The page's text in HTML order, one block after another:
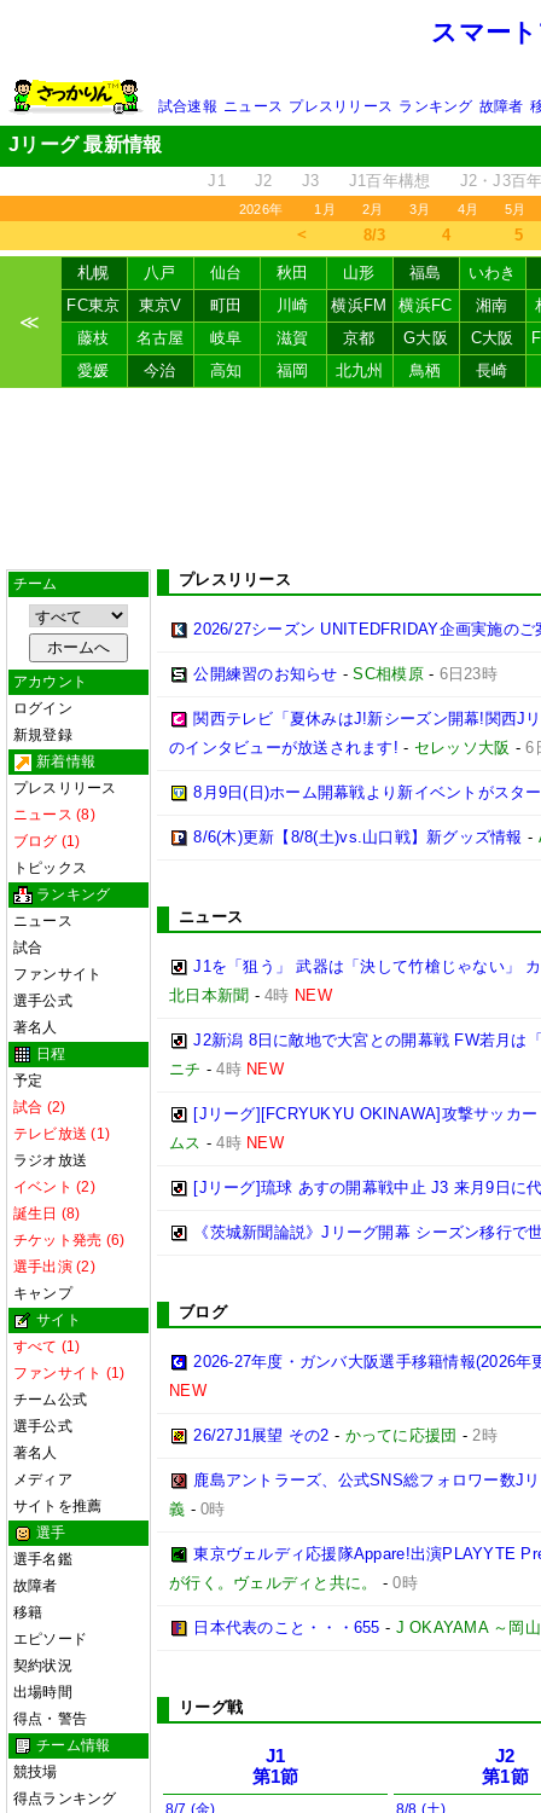
スマー
試合速報 ニュース プレスリリース ランキング 故障者
Jリーグ 最新情報
J1 J2 J3 J1百年構想 J2・J3百
2026年 1月 2月 3月 4月 5月
＜ 8/3 4 5
≪
札幌 八戸 仙台 秋田 山形 福島
いわき
FC東京
東京V 町田 川崎 横浜FM 横浜FC 湘南
藤枝
名古屋 岐阜 滋賀 京都 G大阪 C大阪
愛媛
今治 高知 福岡 北九州 鳥栖 長崎
チーム
アカウント
ログイン
新規登録
新着情報
プレスリリース
ニュース (8)
ブログ (1)
トピックス
ランキング
ニュース
試合
ファンサイト
選手公式
著名人
日程
予定
試合 (2)
テレビ放送 (1)
ラジオ放送
イベント (2)
誕生日 (8)
チケット発売 (6)
選手出演 (2)
キャンプ
サイト
すべて (1)
ファンサイト (1)
チーム公式
選手公式
著名人
メディア
サイトを推薦
選手
選手名鑑
故障者
移籍
エピソード
契約状況
出場時間
得点・警告
チーム情報
競技場
得点ランキング
プレスリリース
2026/27シーズン UNITEDFRIDAY企画実施のご
公開練習のお知らせ -SC相模原- 6日23時
関西テレビ「夏休みはJ!新シーズン開幕!関西J
のインタビューが放送されます! - セレッソ大阪 -6
8月9日(日)ホーム開幕戦より新イベントがスタ
8/6(木)更新【8/8(土)vs.山口戦】新グッズ情報 -
ニュース
J1を「狙う」 武器は「決して竹槍じゃない」
北日本新聞 -4時 NEW
J2新潟 8日に敵地で大宮との開幕戦 FW若月は
ニチ -4時 NEW
[Jリーグ][FCRYUKYU OKINAWA]攻撃サッカ
ムス -4時 NEW
[Jリーグ]琉球 あすの開幕戦中止 J3 来月9日に
《茨城新聞論説》Jリーグ開幕 シーズン移行で
ブログ
2026-27年度・ガンバ大阪選手移籍情報(2026年
NEW
26/27J1展望 その2 - かってに応援団 -2時
鹿島アントラーズ、公式SNS総フォロワー数J
義 -0時
東京ヴェルディ応援隊Appare!出演PLAYYTE
が行く。ヴェルディと共に。
-0時
日本代表のこと・・・655 - J OKAYAMA ～岡
リーグ戦
J1
第1節
8/7 (金)
J2
第1節
8/8 (土)